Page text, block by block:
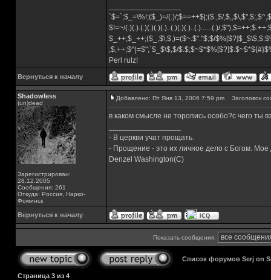
`$=`;$_=\%!;($_)=/(.)/;$==++$|;($.,$/
$!=~/(.)(.).(.)(.)(.)(.)..(.)(.)(.)..(.)......(.)/
$_++;$_++;($_,$\,$,)=($~.$"."$;$/
;$,++;$^|=$";`$_$\$,$/
Perl rulz!
Вернуться к началу
Shadowless
(un)dead
Зарегистрирован:
28.12.2005
Сообщения: 261
Откуда: Россия, Нарко-
Фоминск
Добавлено: Пт Янв 13, 2006 7:59 pm Заголовок
в каком смысле не торопись особо?с чего ты
- В церкви учат прощать.
- Прощение - это их личное дело с Богом. Мое
Denzel Washington(C)
Вернуться к началу
Показать сообщения:
Список форумов Serj on
Страница 3 из 4